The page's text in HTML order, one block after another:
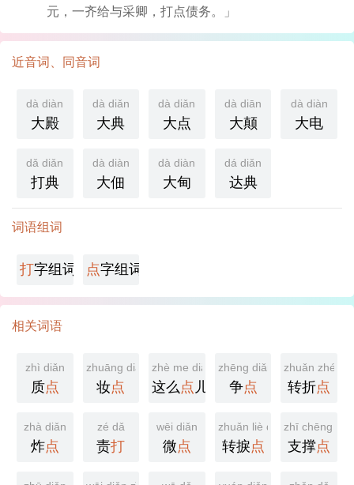
元，一齐给与采卿，打点债务。」
近音词、同音词
dà diàn
大殿
dà diǎn
大典
dà diǎn
大点
dà diān
大颠
dà diàn
大电
dǎ diǎn
打典
dà diàn
大佃
dà diàn
大甸
dá diǎn
达典
词语组词
打字组词 点字组词
相关词语
zhì diǎn
质点
zhuāng diǎn
妆点
zhè me diǎn er
这么点 儿
zhēng diǎn
争点
zhuǎn zhé
转折点
zhà diǎn
炸点
zé dǎ
责打
wēi diǎn
微点
zhuǎn liè diǎn
转捩点
zhī chēng
支撑点